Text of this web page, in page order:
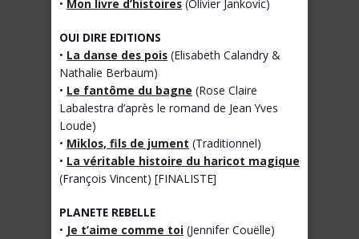
• Mon livre d’histoires (Olivier Jankovic)
OUI DIRE EDITIONS
• La danse des pois (Elisabeth Calandry &
Nathalie Berbaum)
• Le fantôme du bagne (Rose Claire
Labalestra d’après le romand de Jean Yves
Loude)
• Miklos, fils de jument (Traditionnel)
• La véritable histoire du haricot magique
(François Vincent) [FINALISTE]
PLANETE REBELLE
• Je t’aime comme toi (Jennifer Couëlle)